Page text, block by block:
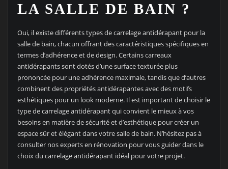
LA SALLE DE BAIN ?
Oui, il existe différents types de carrelage antidérapant pour la
salle de bain, chacun offrant des caractéristiques spécifiques en
termes d’adhérence et de design. Certains carreaux
antidérapants sont dotés d’une surface texturée plus
prononcée pour une adhérence maximale, tandis que d’autres
combinent des propriétés antidérapantes avec des motifs
esthétiques pour un look moderne. Il est important de choisir le
type de carrelage antidérapant qui convient le mieux à vos
besoins en matière de sécurité et d’esthétique pour créer un
espace sûr et élégant dans votre salle de bain. N’hésitez pas à
consulter nos experts en rénovation pour vous guider dans le
choix du carrelage antidérapant idéal pour votre projet.